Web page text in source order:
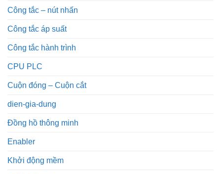
Công tắc – nút nhấn
Công tắc áp suất
Công tắc hành trình
CPU PLC
Cuộn đóng – Cuộn cắt
dien-gia-dung
Đồng hồ thông minh
Enabler
Khởi động mềm